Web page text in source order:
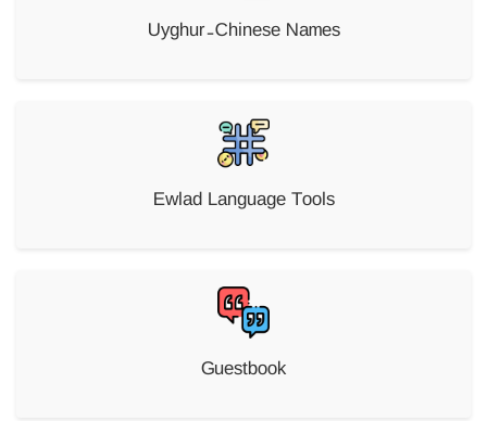
Uyghur-Chinese Names
Ewlad Language Tools
Guestbook